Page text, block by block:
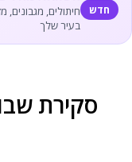
חדש
חיתולים, מגבונים,
בעיר שלך
סקירת